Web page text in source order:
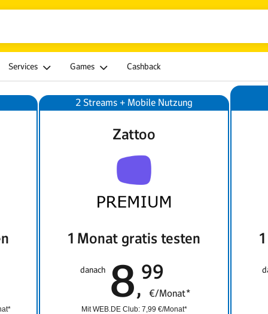
Services Games Cashback
Zattoo
1 Monat gratis testen
danach 8 99
€/Monat*
Mit WEB.DE Club:7,99 €/Monat*